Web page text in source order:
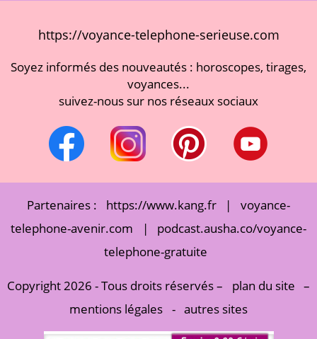
https://voyance-telephone-serieuse.com
Soyez informés des nouveautés : horoscopes, tirages,
voyances...
suivez-nous sur nos réseaux sociaux
Partenaires : https://www.kang.fr |
voyance-
telephone-avenir.com
|
podcast.ausha.co/voyance-
telephone-gratuite
Copyright 2026 - Tous droits réservés – plan du site –
mentions légales - autres sites